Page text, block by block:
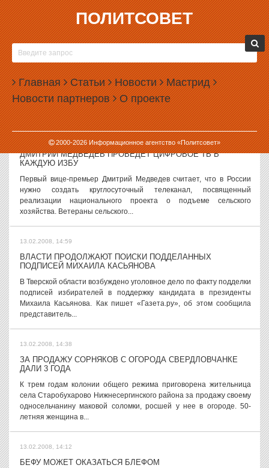
ПОЛИТСОВЕТ
Главная Статьи Новости Мастрид
Новости партнеров О проекте
2000-2026Информационное агентство «Политсовет»
13.02.2008, 15:57
СЕГОДНЯ В ЕКАТЕРИНБУРГЕ ПРОШЛО ВОЗЛОЖЕНИЕ
ЦВЕТОВ ПАМЯТНИКУ «ЧЕРНЫЙ ТЮЛЬПАН»
Сегодня в Екатеринбурге прошло торжественное возложение
цветов мемориалу «Черный тюльпан», посвященному погибшим в
афганской войне. Завтра, 15 февраля, исполнится 19 лет со дня
вывода российских...
13.02.2008, 15:30
ДМИТРИЙ МЕДВЕДЕВ ПРОВЕДЕТ ЦИФРОВОЕ ТВ В
КАЖДУЮ ИЗБУ
Первый вице-премьер Дмитрий Медведев считает, что в России
нужно создать круглосуточный телеканал, посвященный
реализации национального проекта о подъеме сельского
хозяйства. Ветераны сельского...
13.02.2008, 14:59
ВЛАСТИ ПРОДОЛЖАЮТ ПОИСКИ ПОДДЕЛАННЫХ
ПОДПИСЕЙ МИХАИЛА КАСЬЯНОВА
В Тверской области возбуждено уголовное дело по факту подделки
подписей избирателей в поддержку кандидата в президенты
Михаила Касьянова. Как пишет «Газета.ру», об этом сообщила
представитель...
13.02.2008, 14:38
ЗА ПРОДАЖУ СОРНЯКОВ С ОГОРОДА СВЕРДЛОВЧАНКЕ
ДАЛИ 3 ГОДА
К трем годам колонии общего режима приговорена жительница
села Старобухарово Нижнесергинского района за продажу своему
односельчанину маковой соломки, росшей у нее в огороде. 50-
летняя женщина в...
13.02.2008, 14:12
БЕФУ МОЖЕТ ОКАЗАТЬСЯ БЛЕФОМ